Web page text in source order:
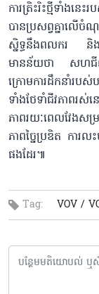
ការត្រិះរិះថ្មីទាំង
បានប្រសព្វគ្នាល
ស្និទ្ធនឹងពលករ និង
មានន័យថា សហជីព
ក្រោមការដឹកនាំរបស់
ទាំងថែទាំជីវភាពរ
ភាពរយៈពេលវែងស
ភាពច្នៃប្រឌិត ការ
ផងដែរ៕
Tag: VOV /